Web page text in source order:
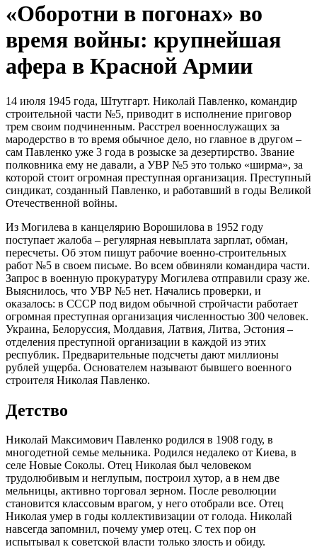
«Оборотни в погонах» во
время войны: крупнейшая
афера в Красной Армии
14 июля 1945 года, Штутгарт. Николай Павленко, командир
строительной части №5, приводит в исполнение приговор
трем своим подчиненным. Расстрел военнослужащих за
мародерство в то время обычное дело, но главное в другом –
сам Павленко уже 3 года в розыске за дезертирство. Звание
полковника ему не давали, а УВР №5 это только «ширма», за
которой стоит огромная преступная организация. Преступный
синдикат, созданный Павленко, и работавший в годы Великой
Отечественной войны.
Из Могилева в канцелярию Ворошилова в 1952 году
поступает жалоба – регулярная невыплата зарплат, обман,
пересчеты. Об этом пишут рабочие военно-строительных
работ №5 в своем письме. Во всем обвиняли командира части.
Запрос в военную прокуратуру Могилева отправили сразу же.
Выяснилось, что УВР №5 нет. Начались проверки, и
оказалось: в СССР под видом обычной стройчасти работает
огромная преступная организация численностью 300 человек.
Украина, Белоруссия, Молдавия, Латвия, Литва, Эстония –
отделения преступной организации в каждой из этих
республик. Предварительные подсчеты дают миллионы
рублей ущерба. Основателем называют бывшего военного
строителя Николая Павленко.
Детство
Николай Максимович Павленко родился в 1908 году, в
многодетной семье мельника. Родился недалеко от Киева, в
селе Новые Соколы. Отец Николая был человеком
трудолюбивым и неглупым, построил хутор, а в нем две
мельницы, активно торговал зерном. После революции
становится классовым врагом, у него отобрали все. Отец
Николая умер в годы коллективизации от голода. Николай
навсегда запомнил, почему умер отец. С тех пор он
испытывал к советской власти только злость и обиду.